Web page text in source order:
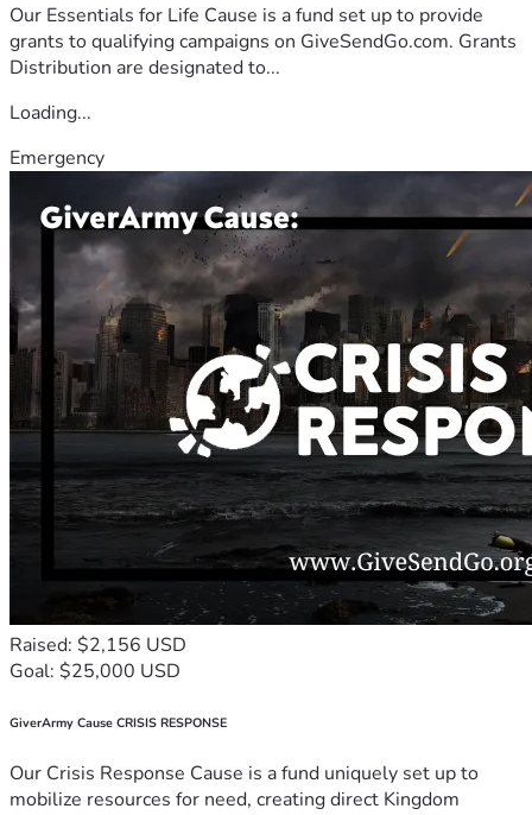
Our Essentials for Life Cause is a fund set up to provide
grants to qualifying campaigns on GiveSendGo.com. Grants
Distribution are designated to...
Loading...
Emergency
Raised: $2,156 USD
Goal: $25,000 USD
GiverArmy Cause CRISIS RESPONSE
Our Crisis Response Cause is a fund uniquely set up to
mobilize resources for need, creating direct Kingdom